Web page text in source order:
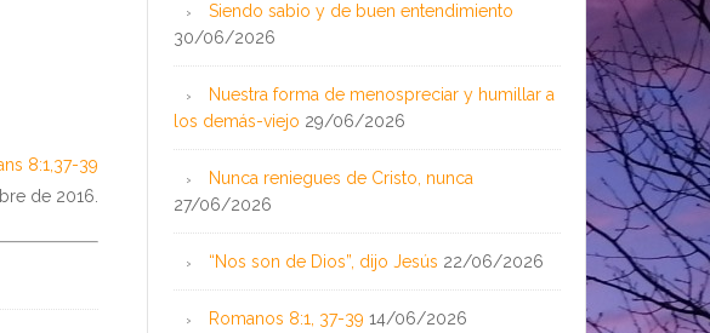
8:1,37-39
de 2016.
Siendo sabio y de buen entendimiento
30/06/2026
Nuestra forma de menospreciar y humillar a
los demás-viejo 29/06/2026
Nunca reniegues de Cristo, nunca
27/06/2026
“Nos son de Dios”, dijo Jesús 22/06/2026
Romanos 8:1, 37-39 14/06/2026